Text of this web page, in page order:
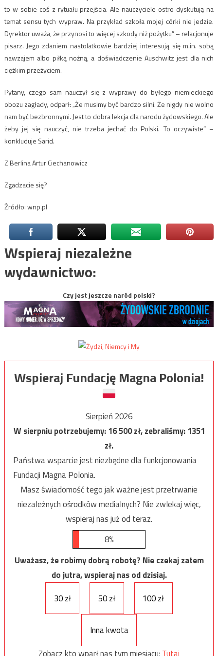
to w sobie coś z rytuału przejścia. Ale nauczyciele ostro dyskutują na
temat sensu tych wypraw. Na przykład szkoła mojej córki nie jedzie.
Dyrektor uważa, że przynosi to więcej szkody niż pożytku” – relacjonuje
pisarz. Jego zdaniem nastolatkowie bardziej interesują się m.in. sobą
nawzajem albo piłką nożną, a doświadczenie Auschwitz jest dla nich
ciężkim przeżyciem.
Pytany, czego sam nauczył się z wyprawy do byłego niemieckiego
obozu zagłady, odparł: „Że musimy być bardzo silni. Że nigdy nie wolno
nam być bezbronnymi. Jest to dobra lekcja dla narodu żydowskiego. Ale
żeby jej się nauczyć, nie trzeba jechać do Polski. To oczywiste” –
konkluduje Sarid.
Z Berlina Artur Ciechanowicz
Zgadzacie się?
Źródło: wnp.pl
Wspieraj niezależne
wydawnictwo:
Czy jest jeszcze naród polski?
Wspieraj Fundację Magna Polonia!
Sierpień 2026
W sierpniu potrzebujemy:16 500zł, zebraliśmy:1351
zł.
Państwa wsparcie jest niezbędne dla funkcjonowania
Fundacji Magna Polonia.
Masz świadomość tego jak ważne jest przetrwanie
niezależnych ośrodków medialnych? Nie zwlekaj więc,
wspieraj nas już od teraz.
8%
Uważasz, że robimy dobrą robotę? Nie czekaj zatem
do jutra, wspieraj nas od dzisiaj.
30 zł
50 zł 100 zł
Inna kwota